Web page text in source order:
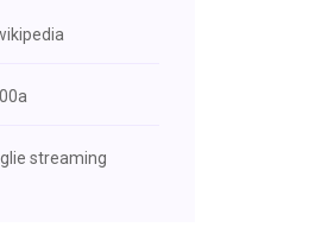
streaming